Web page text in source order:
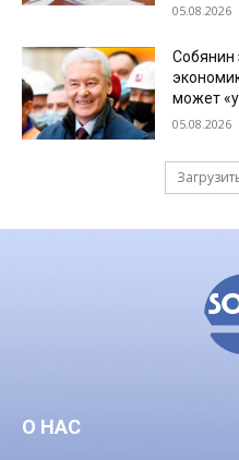
05.08.2026
Собянин
может
05.08.2026
О НАС